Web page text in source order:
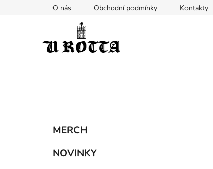
O nás Obchodní podmínky Kontakty
Přeskočit
kategorie
MERCH
NOVINKY